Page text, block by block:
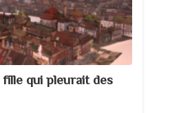
qui pleurait des